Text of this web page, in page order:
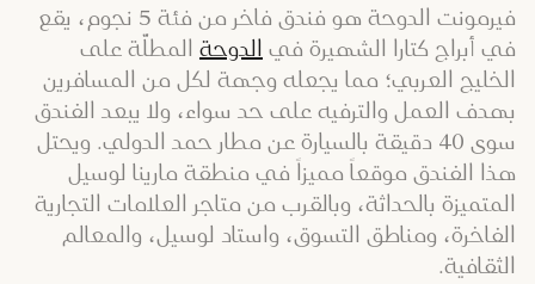
فيرمونت الدوحة هو فندق فاخر من فئة 5 نجوم، يقع
في أبراج كتارا الشهيرة فيالدوحة المطلّة على
الخليج العربي؛ مما يجعله وجهة لكل من المسافرين
بهدف العمل والترفيه على حد سواء، ولا يبعد الفندق
سوى 40 دقيقة بالسيارة عن مطار حمد الدولي. ويحتل
هذا الفندق موقعاً مميزاً في منطقة مارينا لوسيل
المتميزة بالحداثة، وبالقرب من متاجر العلامات التجارية
الفاخرة، ومناطق التسوق، واستاد لوسيل، والمعالم
الثقافية.